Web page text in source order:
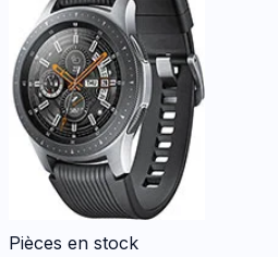
Pièces en stock